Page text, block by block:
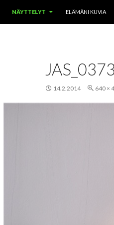
NÄYTTELYT ELÄMÄNI KUVIA
JAS_0373
14.2.2014 640 ×